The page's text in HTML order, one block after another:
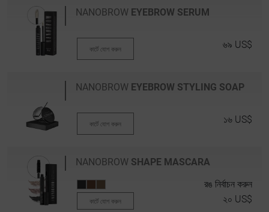
NANOBROW EYEBROW SERUM
কার্টে যোগ করুন ৬৯ US$
NANOBROW EYEBROW STYLING SOAP
কার্টে যোগ করুন ১৬ US$
NANOBROW SHAPE MASCARA
রঙ নির্বাচন করুন
কার্টে যোগ করুন ২০ US$